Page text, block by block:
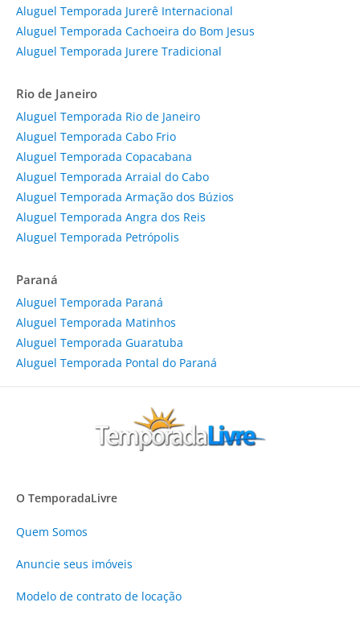
Aluguel Temporada Jurerê Internacional
Aluguel Temporada Cachoeira do Bom Jesus
Aluguel Temporada Jurere Tradicional
Rio de Janeiro
Aluguel Temporada Rio de Janeiro
Aluguel Temporada Cabo Frio
Aluguel Temporada Copacabana
Aluguel Temporada Arraial do Cabo
Aluguel Temporada Armação dos Búzios
Aluguel Temporada Angra dos Reis
Aluguel Temporada Petrópolis
Paraná
Aluguel Temporada Paraná
Aluguel Temporada Matinhos
Aluguel Temporada Guaratuba
Aluguel Temporada Pontal do Paraná
O TemporadaLivre
Quem Somos
Anuncie seus imóveis
Modelo de contrato de locação